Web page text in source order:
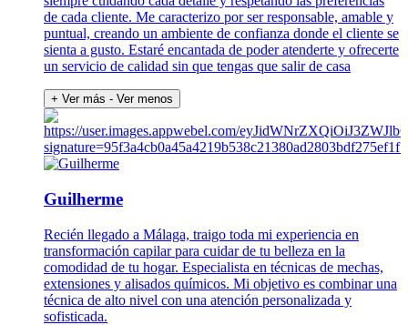
de cada cliente. Me caracterizo por ser responsable, amable y
puntual, creando un ambiente de confianza donde el cliente se
sienta a gusto. Estaré encantada de poder atenderte y ofrecerte
un servicio de calidad sin que tengas que salir de casa
+ Ver más - Ver menos
Guilherme
Recién llegado a Málaga, traigo toda mi experiencia en
transformación capilar para cuidar de tu belleza en la
comodidad de tu hogar. Especialista en técnicas de mechas,
extensiones y alisados químicos. Mi objetivo es combinar una
técnica de alto nivel con una atención personalizada y
sofisticada.